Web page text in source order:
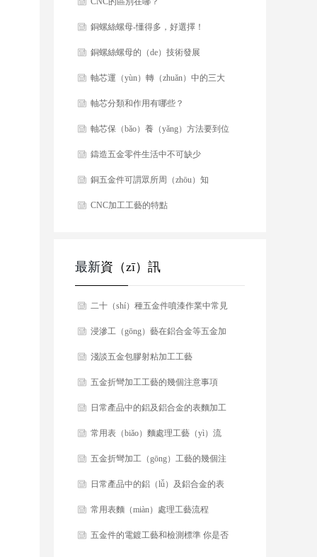
銅螺絲螺母-懂得多，好選擇！
銅螺絲螺母的（de）技術發展
軸芯運（yùn）轉（zhuǎn）中的三大
（dà）注意事項
軸芯分類和作用有哪些？
軸芯保（bǎo）養（yǎng）方法要到位
鑄造五金零件生活中不可缺少
銅五金件可謂眾所周（zhōu）知
CNC加工工藝的特點
最新資（zī）訊
​二十（shí）種五金件噴漆作業中常見
的缺陷及處理（lǐ）方法！
​浸滲工（gōng）藝在鋁合金等五金加
工中的應用（yòng）
​​淺談五金包膠射粘加工工藝
​五金折彎加工工藝的幾個注意事項
​日常產品中的鋁及鋁合金的表麵加工
工藝
​常用表（biǎo）麵處理工藝（yì）流
（liú）程（chéng）
​五金折彎加工（gōng）工藝的幾個注
意事項
​​日常產品中的鋁（lǚ）及鋁合金的表
麵加工（gōng）工藝（yì）
​​常用表麵（miàn）處理工藝流程
​五金件的電鍍工藝和檢測標準 你是否